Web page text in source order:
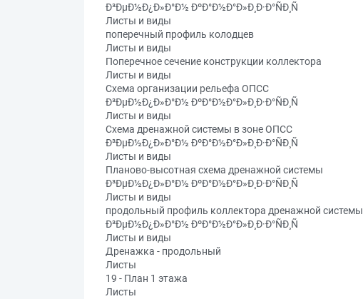
Ð³ÐµÐ½Ð¿Ð»Ð°Ð½ ÐºÐ°Ð½Ð°Ð»Ð¸Ð·Ð°ÑÐ¸Ñ
Листы и виды
поперечный профиль колодцев
Листы и виды
Поперечное сечение конструкции коллектора
Листы и виды
Схема организации рельефа ОПСС
Ð³ÐµÐ½Ð¿Ð»Ð°Ð½ ÐºÐ°Ð½Ð°Ð»Ð¸Ð·Ð°ÑÐ¸Ñ
Листы и виды
Схема дренажной системы в зоне ОПСС
Ð³ÐµÐ½Ð¿Ð»Ð°Ð½ ÐºÐ°Ð½Ð°Ð»Ð¸Ð·Ð°ÑÐ¸Ñ
Листы и виды
Планово-высотная схема дренажной системы
Ð³ÐµÐ½Ð¿Ð»Ð°Ð½ ÐºÐ°Ð½Ð°Ð»Ð¸Ð·Ð°ÑÐ¸Ñ
Листы и виды
продольный профиль коллектора дренажной системы
Ð³ÐµÐ½Ð¿Ð»Ð°Ð½ ÐºÐ°Ð½Ð°Ð»Ð¸Ð·Ð°ÑÐ¸Ñ
Листы и виды
Дренажка - продольный
Листы
19 - План 1 этажа
Листы